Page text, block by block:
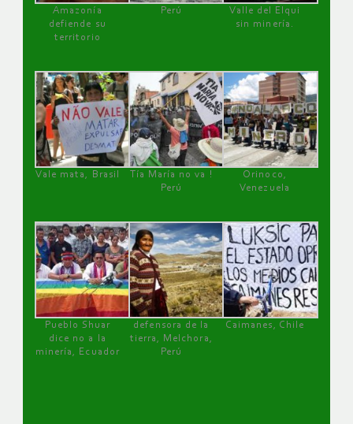
Amazonía
defiende su
territorio
Perú
Valle del Elqui
sin minería.
Vale mata, Brasil
Tía María no va !
Perú
Orinoco,
Venezuela
Pueblo Shuar
dice no a la
minería, Ecuador
defensora de la
tierra, Melchora,
Perú
Caimanes, Chile